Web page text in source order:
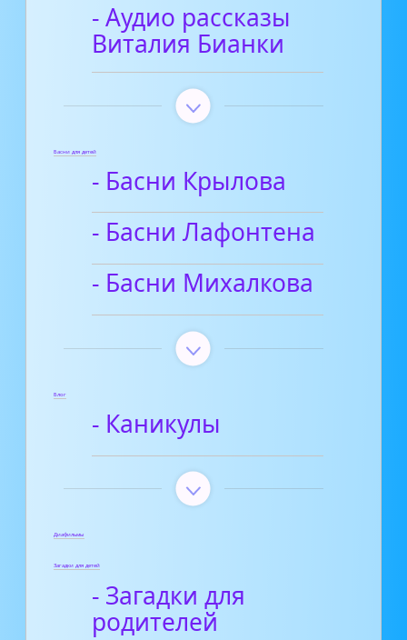
- Аудио рассказы
Виталия Бианки
Басни для детей
- Басни Крылова
- Басни Лафонтена
- Басни Михалкова
Блог
- Каникулы
Диафильмы
Загадки для детей
- Загадки для
родителей